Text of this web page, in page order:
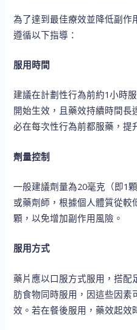
為了達到最佳療效並降低副作
遵循以下指導：
服用時間
建議在計劃性行為前約1小時
開始生效，且藥效持續時間長
必在每次性行為前都服藥，提
劑量控制
一般建議劑量為20毫克（即1
或藥劑師，根據個人體質從較
顆，以免增加副作用風險。
服用方式
藥片應以口服方式服用，搭配
肪食物同時服用，因這些因素
效。若在餐後服用，藥效起效